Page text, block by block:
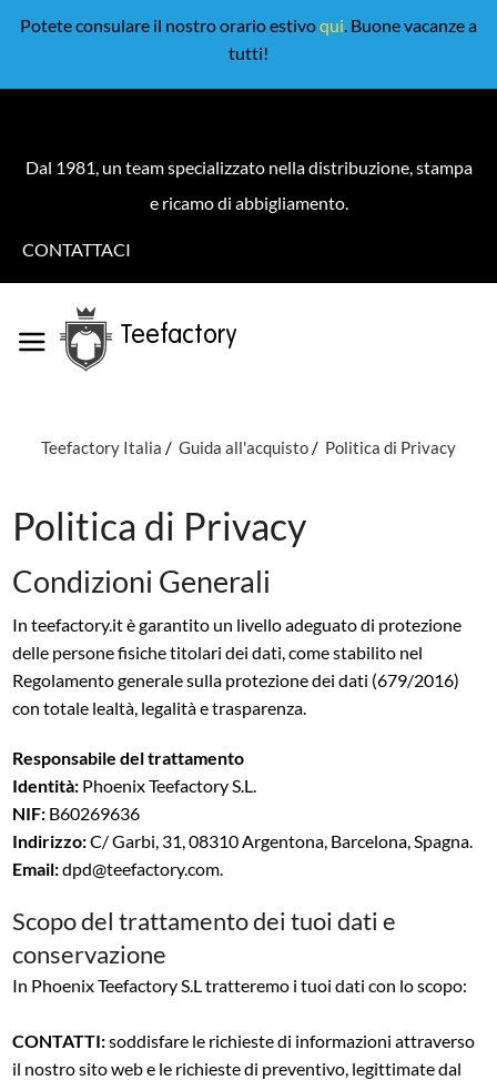
Potete consulare il nostro orario estivoqui. Buone vacanze a
tutti!
Dal 1981, un team specializzato nella distribuzione, stampa
e ricamo di abbigliamento.
CONTATTACI
Teefactory
Teefactory Italia Guida all'acquisto Politica di Privacy
Politica di Privacy
Condizioni Generali
In teefactory.it è garantito un livello adeguato di protezione
delle persone fisiche titolari dei dati, come stabilito nel
Regolamento generale sulla protezione dei dati (679/2016)
con totale lealtà, legalità e trasparenza.
Responsabile del trattamento
Identità: Phoenix Teefactory S.L.
NIF: B60269636
Indirizzo:C/ Garbi, 31, 08310 Argentona, Barcelona, Spagna.
Email:dpd@teefactory.com.
Scopo del trattamento dei tuoi dati e
conservazione
In Phoenix Teefactory S.L tratteremo i tuoi dati con lo scopo:
CONTATTI:soddisfare le richieste di informazioni attraverso
il nostro sito web e le richieste di preventivo, legittimate dal